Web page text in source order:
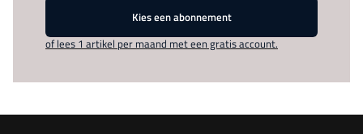
Kies een abonnement
of lees 1 artikel per maand met een gratis account.